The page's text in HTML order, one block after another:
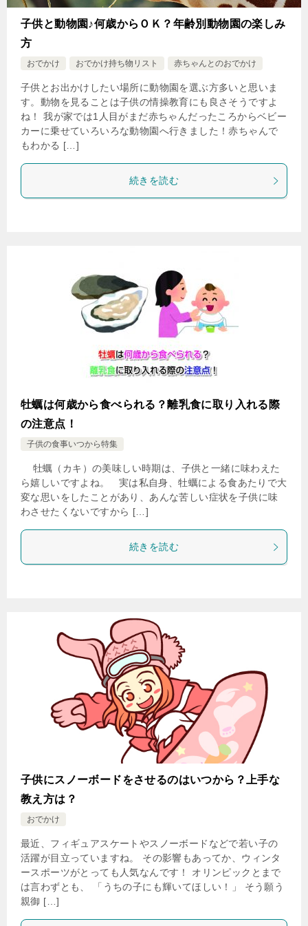
子供と動物園♪何歳からＯＫ？年齢別動物園の楽しみ
方
おでかけ おでかけ持ち物リスト 赤ちゃんとのおでかけ
子供とお出かけしたい場所に動物園を選ぶ方多いと思いま
す。動物を見ることは子供の情操教育にも良さそうですよ
ね！ 我が家では1人目がまだ赤ちゃんだったころからベビー
カーに乗せていろいろな動物園へ行きました！赤ちゃんで
もわかる […]
続きを読む
牡蠣は何歳から食べられる？離乳食に取り入れる際
の注意点！
子供の食事いつから特集
牡蠣（カキ）の美味しい時期は、子供と一緒に味わえた
ら嬉しいですよね。 実は私自身、牡蠣による食あたりで大
変な思いをしたことがあり、あんな苦しい症状を子供に味
わさせたくないですから […]
続きを読む
子供にスノーボードをさせるのはいつから？上手な
教え方は？
おでかけ
最近、フィギュアスケートやスノーボードなどで若い子の
活躍が目立っていますね。 その影響もあってか、ウィンタ
ースポーツがとっても人気なんです！ オリンピックとまで
は言わずとも、 「うちの子にも輝いてほしい！」 そう願う
親御 […]